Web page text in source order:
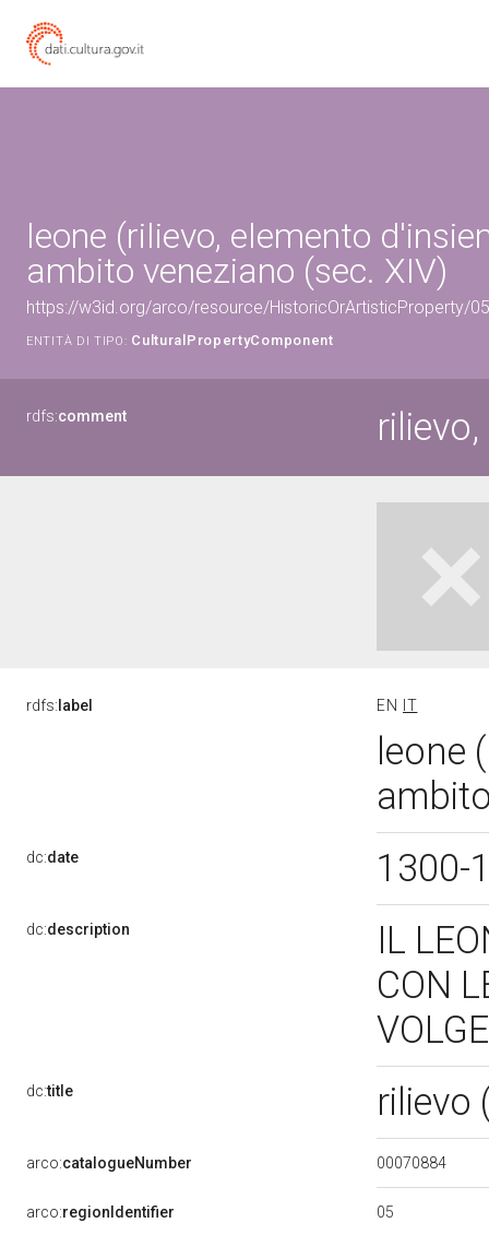
leone (rilievo, elemento
ambito veneziano (sec. XIV)
https://w3id.org/arco/resource/HistoricOrArtisticProperty/
ENTITÀ DI TIPO: CulturalPropertyComponent
rdfs:comment
rdfs: label EN IT
leone
dc:date 1300-
dc:description
IL
CON
dc:title rilievo
arco:catalogueNumber 00070884
arco:regionIdentifier 05